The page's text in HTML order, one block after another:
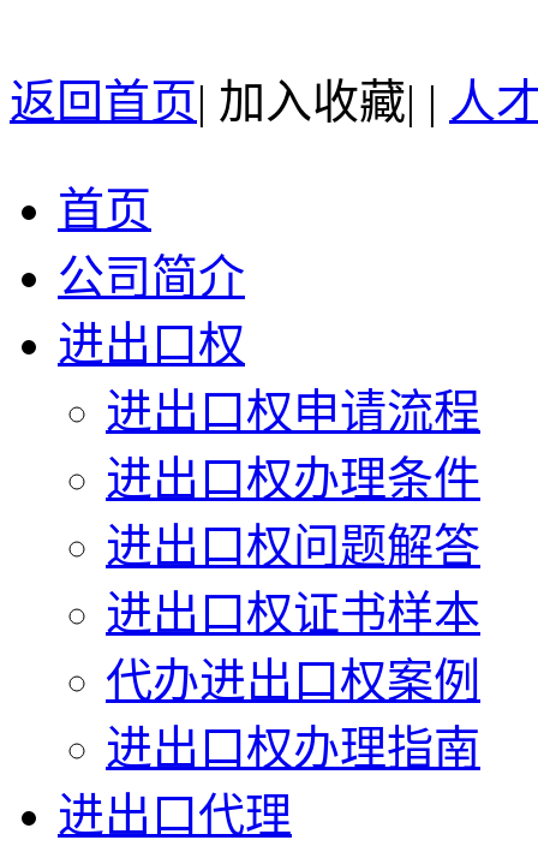
返回首页| 加入收藏| | 人
首页
公司简介
进出口权
进出口权申请流程
进出口权办理条件
进出口权问题解答
进出口权证书样本
代办进出口权案例
进出口权办理指南
进出口代理